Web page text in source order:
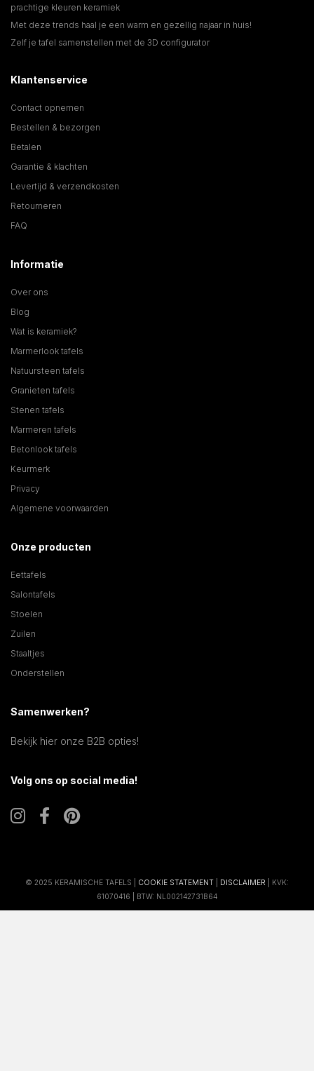
prachtige kleuren keramiek
Met deze trends haal je een warm en gezellig najaar in huis!
Zelf je tafel samenstellen met de 3D configurator
Klantenservice
Contact opnemen
Bestellen & bezorgen
Betalen
Garantie & klachten
Levertijd & verzendkosten
Retourneren
FAQ
Informatie
Over ons
Blog
Wat is keramiek?
Marmerlook tafels
Natuursteen tafels
Granieten tafels
Stenen tafels
Marmeren tafels
Betonlook tafels
Keurmerk
Privacy
Algemene voorwaarden
Onze producten
Eettafels
Salontafels
Stoelen
Zuilen
Staaltjes
Onderstellen
Samenwerken?
Bekijk hier onze B2B opties!
Volg ons op social media!
© 2025 KERAMISCHE TAFELS | COOKIE STATEMENT DISCLAIMER | KVK:
61070416 | BTW: NL002142731B64